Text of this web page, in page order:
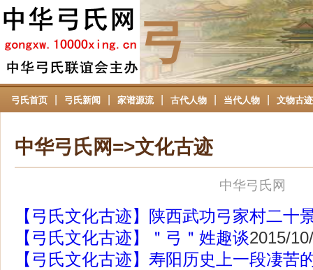
弓
弓氏首页 弓氏新闻 家谱源流 古代人物 当代人物 文物古迹
中华弓氏网=>文化古迹
中华弓氏网
【弓氏文化古迹】陕西武功弓家村二十
【弓氏文化古迹】＂弓＂姓趣谈2015/
【弓氏文化古迹】寿阳历史上一段凄苦